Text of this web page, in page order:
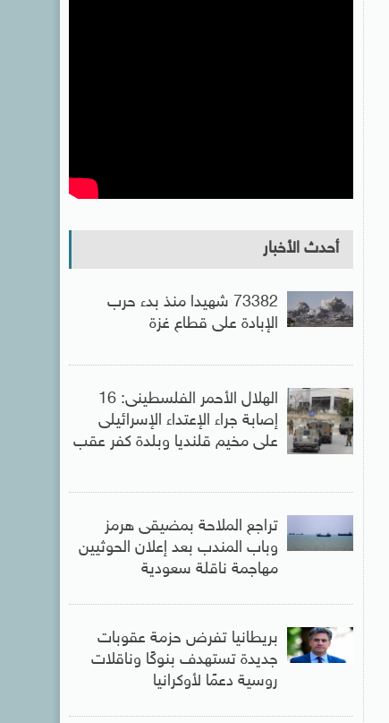
أحدث الأخبار
73382 شهيدا منذ بدء حرب
الإبادة على قطاع غزة
الهلال الأحمر الفلسطينى: 16
إصابة جراء الإعتداء الإسرائيلى
على مخيم قلنديا وبلدة كفر عقب
تراجع الملاحة بمضيقى هرمز
وباب المندب بعد إعلان الحوثيين
مهاجمة ناقلة سعودية
بريطانيا تفرض حزمة عقوبات
جديدة تستهدف بنوكًا وناقلات
روسية دعمًا لأوكرانيا